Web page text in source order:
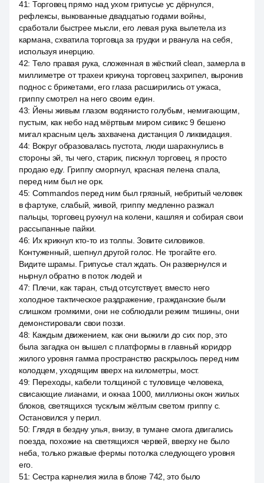
41: Торговец прямо над ухом грипусье ус дёрнулся,
рефлексы, выкованные двадцатью годами войны,
сработали быстрее мысли, его левая рука вылетела из
кармана, схватила торговца за грудки и рванула на себя,
используя инерцию.
42: Тело правая рука, сложенная в жёсткий clean, замерла в
миллиметре от трахеи крикуна торговец захрипел, выронив
поднос с брикетами, его глаза расширились от ужаса,
гриппу смотрел на него своим един.
43: Йены живым глазом водянисто голубым, немигающим,
пустым, как небо над мёртвым миром сивикс 9 бешено
мигал красным цель захвачена дистанция 0 ликвидация.
44: Вокруг образовалась пустота, люди шарахнулись в
стороны эй, ты чего, старик, пискнул торговец, я просто
продаю еду. Гриппу сморгнул, красная пелена спала,
перед ним был не орк.
45: Commandos перед ним был грязный, небритый человек
в фартуке, слабый, живой, гриппу медленно разжал
пальцы, торговец рухнул на колени, кашляя и собирая свои
рассыпанные пайки.
46: Их крикнул кто-то из толпы. Зовите силовиков.
Контуженный, шепнул другой голос. Не трогайте его.
Видите шрамы. Грипусье стал ждать. Он развернулся и
нырнул обратно в поток людей и
47: Плечи, как таран, стыд отсутствует, вместо него
холодное тактическое раздражение, гражданские были
слишком громкими, они не соблюдали режим тишины, они
демонстировали свои поззи.
48: Каждым движением, как они выжили до сих пор, это
была загадка он вышел с платформы в главный коридор
жилого уровня гамма пространство раскрылось перед ним
колодцем, уходящим вверх на километры, мост.
49: Переходы, кабели толщиной с туловище человека,
свисающие лианами, и окнаа 1000, миллионы окон жилых
блоков, светящихся тусклым жёлтым светом гриппу с.
Остановился у перил.
50: Глядя в бездну улья, внизу, в тумане смога двигались
поезда, похожие на светящихся червей, вверху не было
неба, только ржавые фермы потолка следующего уровня
его.
51: Сестра карнелия жила в блоке 742, это было